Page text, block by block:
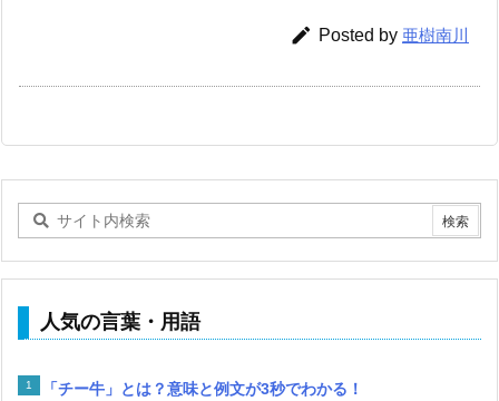
 Posted by 亜樹南川
人気の言葉・用語
「チー牛」とは？意味と例文が3秒でわかる！